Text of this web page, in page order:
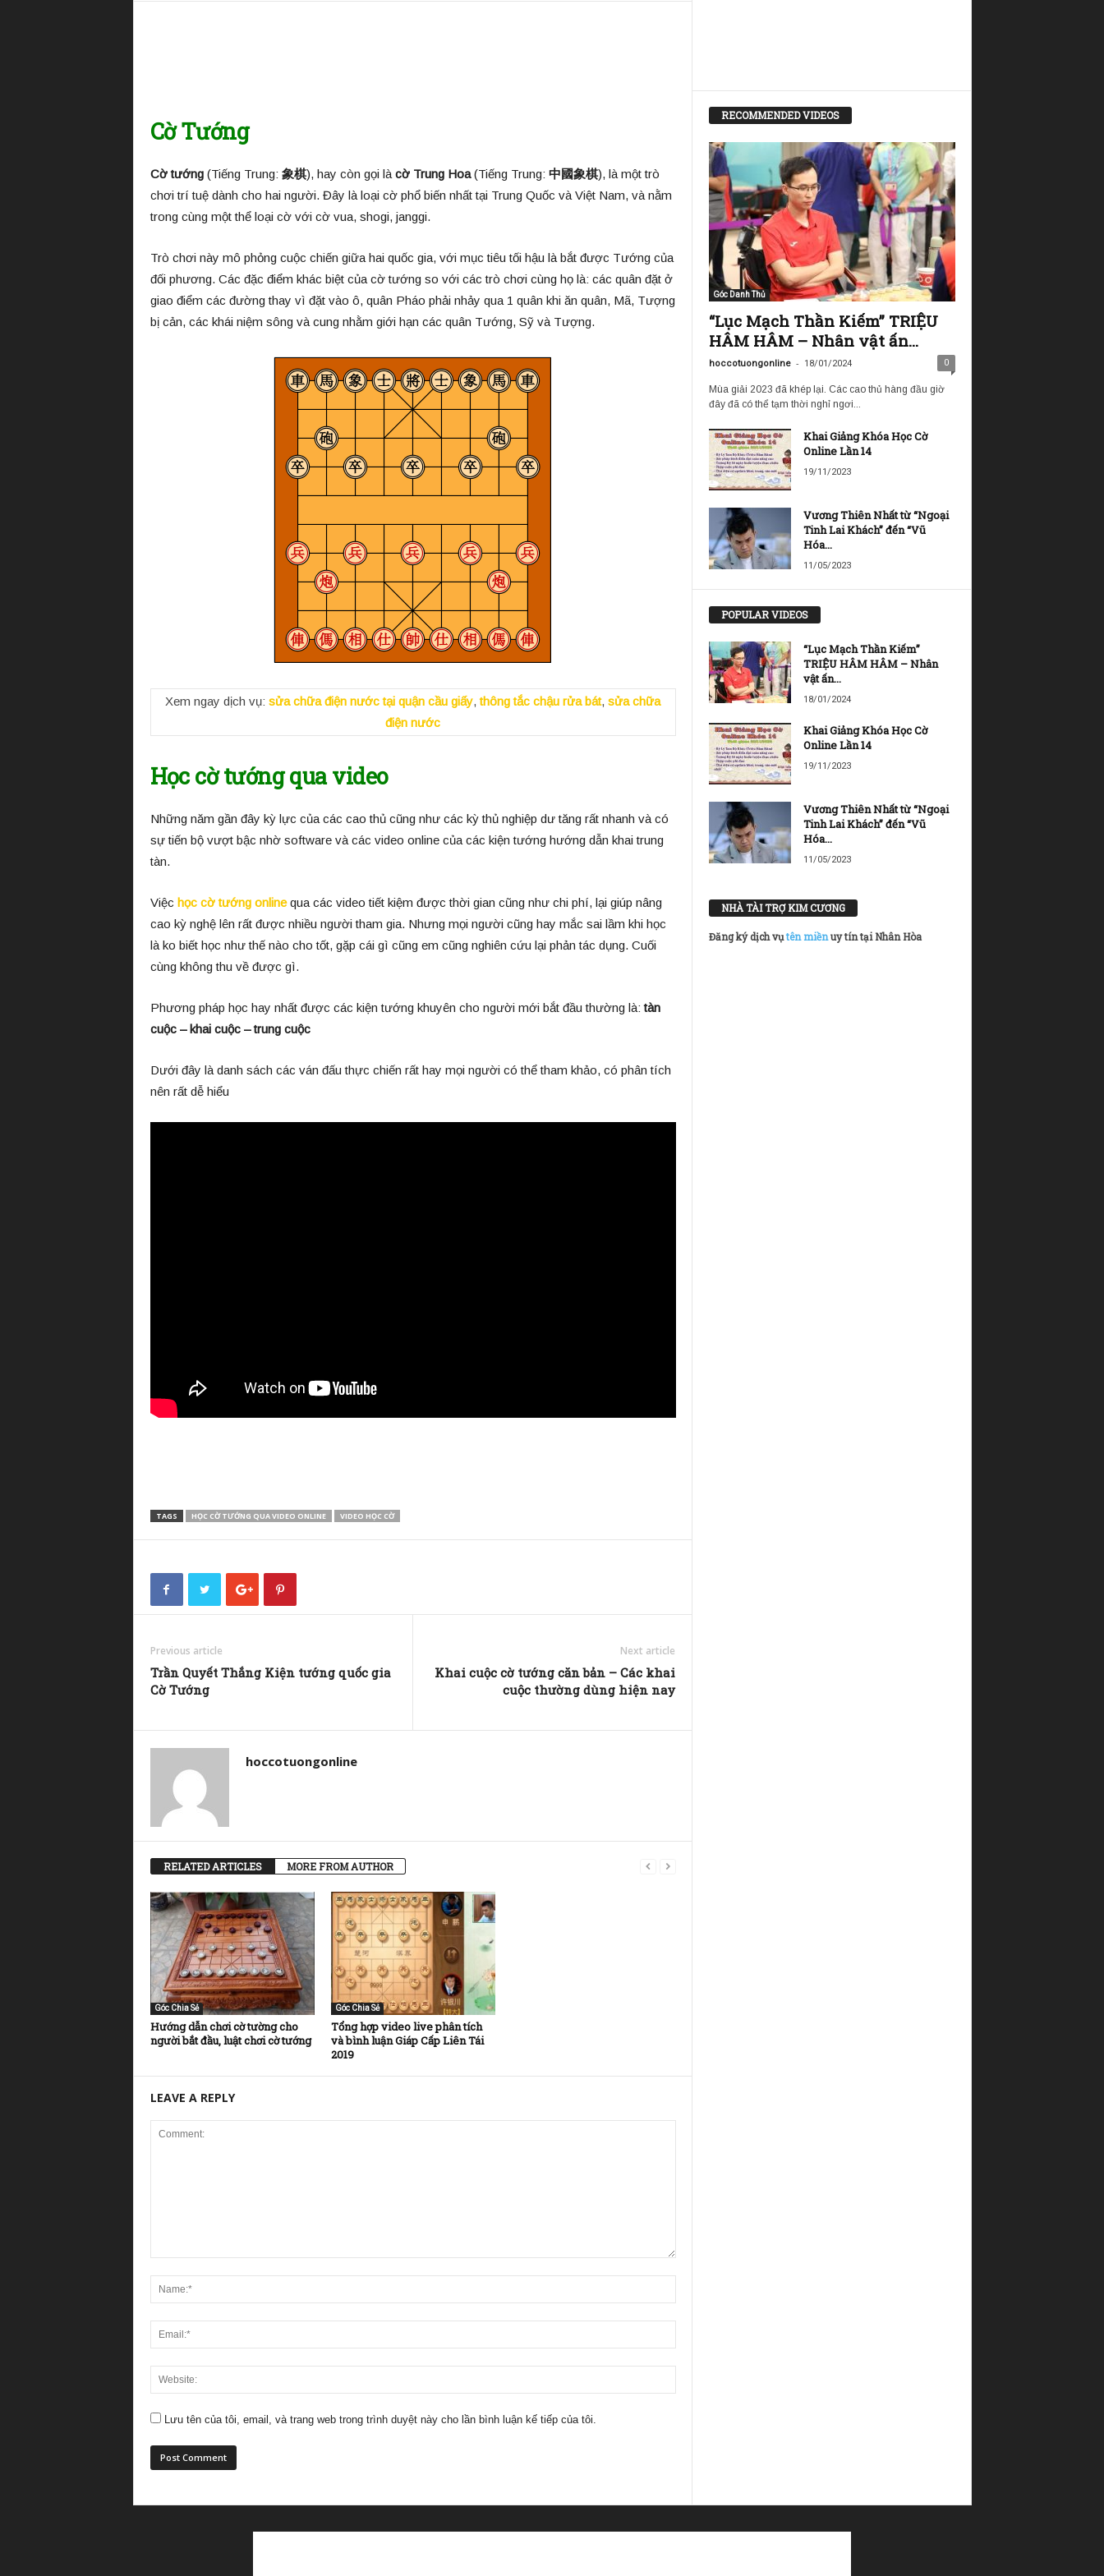
Cờ Tướng
Cờ tướng(Tiếng Trung: 象棋), hay còn gọi là cờ Trung Hoa(Tiếng Trung: 中國象棋), là một trò
chơi trí tuệ dành cho hai người. Đây là loại cờ phổ biến nhất tại Trung Quốc và Việt Nam, và nằm
trong cùng một thể loại cờ với cờ vua, shogi, janggi.
Trò chơi này mô phỏng cuộc chiến giữa hai quốc gia, với mục tiêu tối hậu là bắt được Tướng của
đối phương. Các đặc điểm khác biệt của cờ tướng so với các trò chơi cùng họ là: các quân đặt ở
giao điểm các đường thay vì đặt vào ô, quân Pháo phải nhảy qua 1 quân khi ăn quân, Mã, Tượng
bị cản, các khái niệm sông và cung nhằm giới hạn các quân Tướng, Sỹ và Tượng.
Xem ngay dịch vụ: sửa chữa điện nước tại quận cầu giấy,thông tắc chậu rửa bát, sửa chữa
điện nước
Học cờ tướng qua video
Những năm gần đây kỳ lực của các cao thủ cũng như các kỳ thủ nghiệp dư tăng rất nhanh và có
sự tiến bộ vượt bậc nhờ software và các video online của các kiện tướng hướng dẫn khai trung
tàn.
Việc học cờ tướng onlinequa các video tiết kiệm được thời gian cũng như chi phí, lại giúp nâng
cao kỳ nghệ lên rất được nhiều người tham gia. Nhưng mọi người cũng hay mắc sai lầm khi học
là ko biết học như thế nào cho tốt, gặp cái gì cũng em cũng nghiên cứu lại phản tác dụng. Cuối
cùng không thu về được gì.
Phương pháp học hay nhất được các kiện tướng khuyên cho người mới bắt đầu thường là:tàn
cuộc – khai cuộc – trung cuộc
Dưới đây là danh sách các ván đấu thực chiến rất hay mọi người có thể tham khảo, có phân tích
nên rất dễ hiểu
TAGS HỌC CỜ TƯỚNG QUA VIDEO ONLINE VIDEO HỌC CỜ
Previous article
Trần Quyết Thắng Kiện tướng quốc gia
Cờ Tướng
Next article
Khai cuộc cờ tướng căn bản – Các khai
cuộc thường dùng hiện nay
hoccotuongonline
RELATED ARTICLES MORE FROM AUTHOR
Góc Chia Sẻ
Hướng dẫn chơi cờ tường cho
người bắt đầu, luật chơi cờ tướng
Góc Chia Sẻ
Tổng hợp video live phân tích
và bình luận Giáp Cấp Liên Tái
2019
LEAVE A REPLY
Lưu tên của tôi, email, và trang web trong trình duyệt này cho lần bình luận kế tiếp của tôi.
RECOMMENDED VIDEOS
Góc Danh Thủ
“Lục Mạch Thần Kiếm” TRIỆU
HÂM HÂM – Nhân vật ấn...
hoccotuongonline - 18/01/2024 0
Mùa giải 2023 đã khép lại. Các cao thủ hàng đầu giờ
đây đã có thể tạm thời nghỉ ngơi...
Khai Giảng Khóa Học Cờ
Online Lần 14
19/11/2023
Vương Thiên Nhất từ “Ngoại
Tinh Lai Khách” đến “Vũ
Hóa...
11/05/2023
POPULAR VIDEOS
“Lục Mạch Thần Kiếm”
TRIỆU HÂM HÂM – Nhân
vật ấn...
18/01/2024
Khai Giảng Khóa Học Cờ
Online Lần 14
19/11/2023
Vương Thiên Nhất từ “Ngoại
Tinh Lai Khách” đến “Vũ
Hóa...
11/05/2023
NHÀ TÀI TRỢ KIM CƯƠNG
Đăng ký dịch vụtên miềnuy tín tại Nhân Hòa